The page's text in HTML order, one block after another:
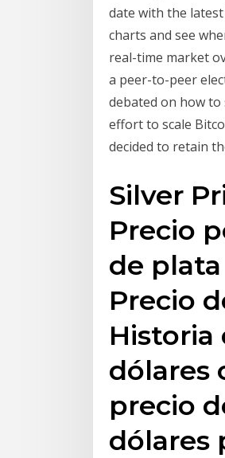
date with the
charts and see
real-time market
a peer-to-peer
debated on how to
effort to scale
decided to retain
Silver
Precio
de plata
Precio
Historia
dólares
precio
dólares